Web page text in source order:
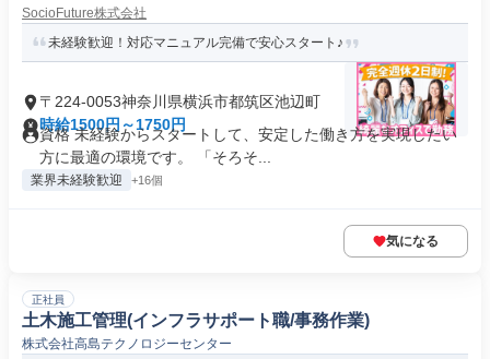
SocioFuture株式会社
未経験歓迎！対応マニュアル完備で安心スタート♪
〒224-0053神奈川県横浜市都筑区池辺町
時給1500円～1750円
資格 未経験からスタートして、安定した働き方を実現したい
方に最適の環境です。 「そろそ...
業界未経験歓迎 +16個
気になる
正社員
土木施工管理(インフラサポート職/事務作業)
株式会社高島テクノロジーセンター